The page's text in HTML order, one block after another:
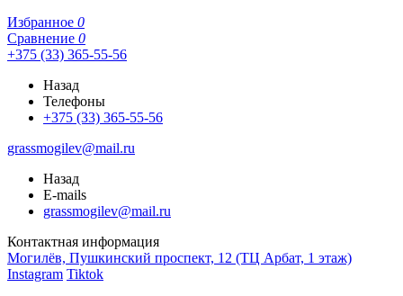
Избранное 0
Сравнение 0
+375 (33) 365-55-56
Назад
Телефоны
+375 (33) 365-55-56
grassmogilev@mail.ru
Назад
E-mails
grassmogilev@mail.ru
Контактная информация
Могилёв, Пушкинский проспект, 12 (ТЦ Арбат, 1 этаж)
Instagram Tiktok